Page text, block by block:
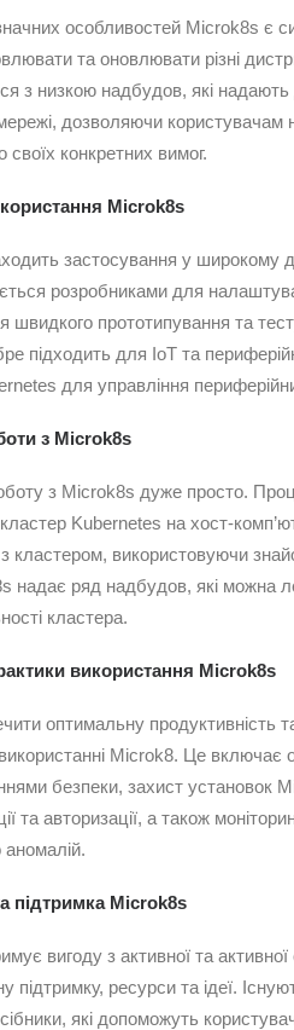
особливостей Microk8s є
та оновлювати різні
з низкою надбудов, які надають
дозволяючи
своїх конкретних вимог.
Microk8s
застосування у широкому
розробниками для
швидкого прототипування та
підходить для IoT та
для управління
з Microk8s
з Microk8s дуже просто.
Kubernetes на хост-
кластером, використовуючи
надає ряд надбудов, які можна
кластера.
використання Microk8s
оптимальну продуктивність
Microk8. Це
безпеки, захист установок
та авторизації, а також
підтримка Microk8s
вигоду з активної та активної
підтримку, ресурси та ідеї.
які допоможуть